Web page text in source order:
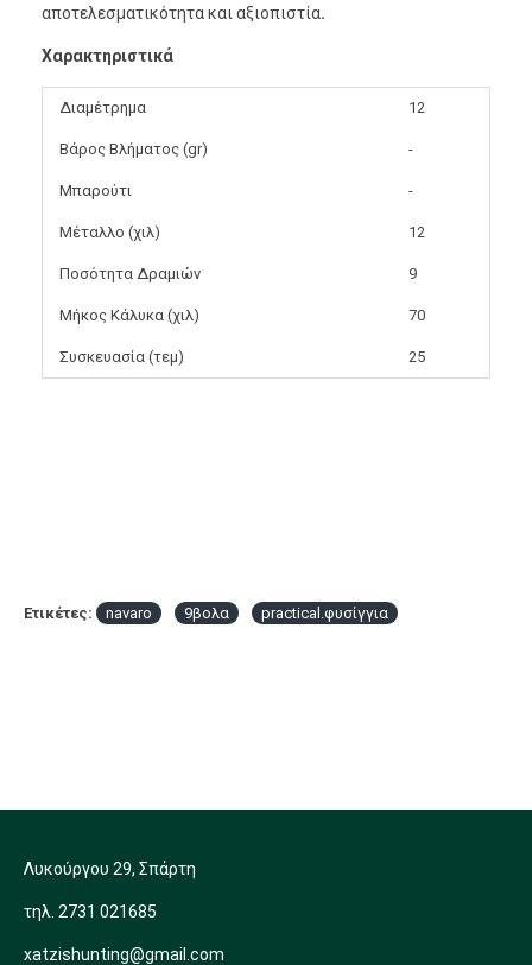
αποτελεσματικότητα και αξιοπιστία.
Χαρακτηριστικά
Διαμέτρημα 12
Βάρος Βλήματος (gr) -
Μπαρούτι -
Μέταλλο (χιλ) 12
Ποσότητα Δραμιών 9
Μήκος Κάλυκα (χιλ) 70
Συσκευασία (τεμ) 25
Ετικέτες: navaro 9βολα practical.φυσίγγια
Λυκούργου 29, Σπάρτη
τηλ. 2731 021685
xatzishunting@gmail.com